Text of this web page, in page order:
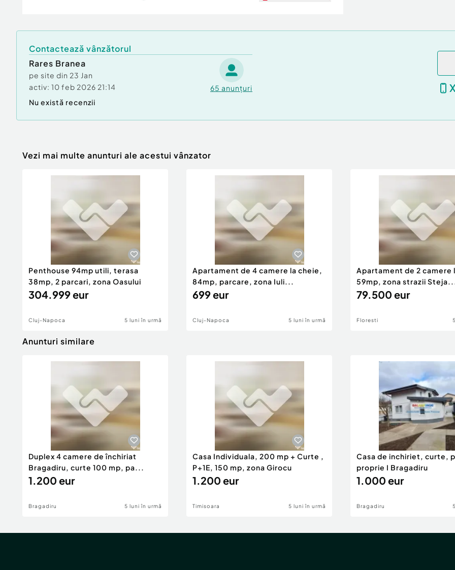
Număr Băi:1
Nr. locuri parcare:1
Curent
Apă
Canalizare
Contactează vânzătorul
Rares Branea
pe site din 23 Jan
activ: 10 feb 2026 21:14 65 anunțuri
Nu există recenzii
Vezi mai multe anunturi ale acestui vânzator
Penthouse 94mp utili, terasa
38mp, 2 parcari, zona Oasului
304.999 eur
Cluj-Napoca 5 luni în urmă
Apartament de 4 camere la cheie,
84mp, parcare, zona Iuli...
699 eur
Cluj-Napoca 5 luni în urmă
Apartament de 2 camere
59mp, zona strazii
79.500 eur
Floresti
Anunturi similare
Duplex 4 camere de închiriat
Bragadiru, curte 100 mp, pa...
1.200 eur
Bragadiru 5 luni în urmă
Casa Individuala, 200 mp + Curte ,
P+1E, 150 mp, zona Girocu
1.200 eur
Timisoara 5 luni în urmă
Casa de inchiriet, curte,
proprie I Bragadiru
1.000 eur
Bragadiru